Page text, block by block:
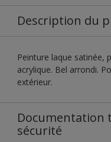
Description du
Peinture laque satinée,
acrylique. Bel arrondi.
extérieur.
Documentation
sécurité